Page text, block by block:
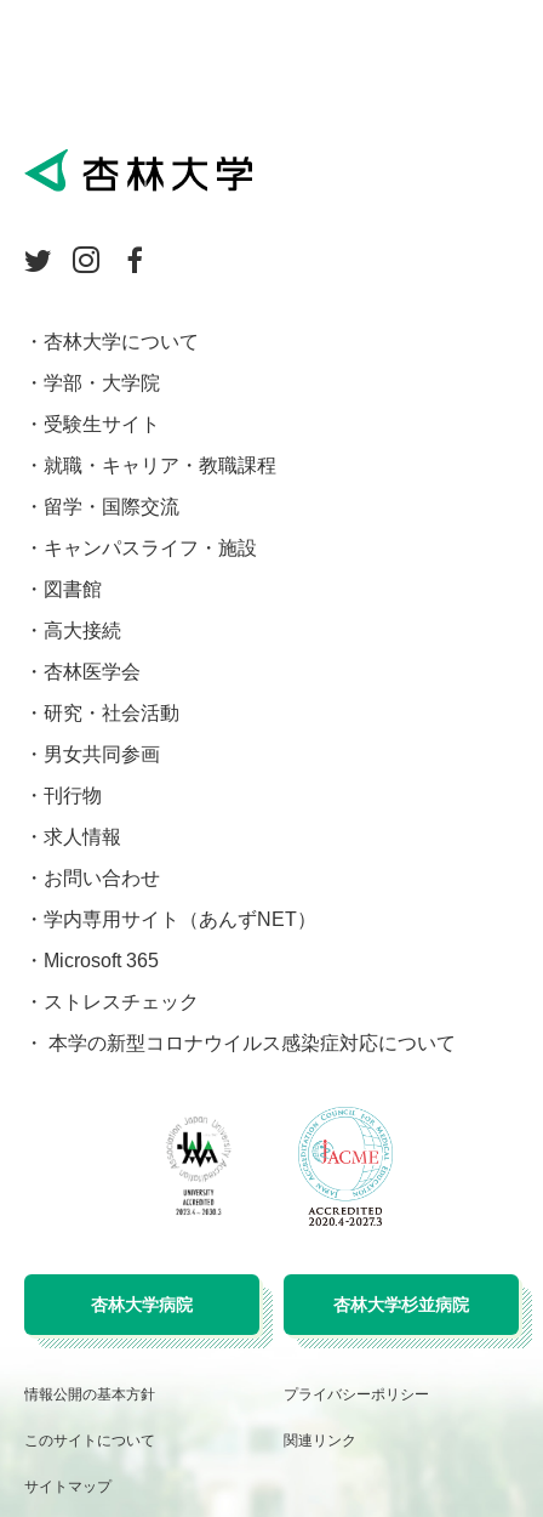
杏林大学について
学部・大学院
受験生サイト
就職・キャリア・教職課程
留学・国際交流
キャンパスライフ・施設
図書館
高大接続
杏林医学会
研究・社会活動
男女共同参画
刊行物
求人情報
お問い合わせ
学内専用サイト（あんずNET）
Microsoft 365
ストレスチェック
本学の新型コロナウイルス感染症対応について
杏林大学病院 杏林大学杉並病院
情報公開の基本方針 プライバシーポリシー
このサイトについて 関連リンク
サイトマップ